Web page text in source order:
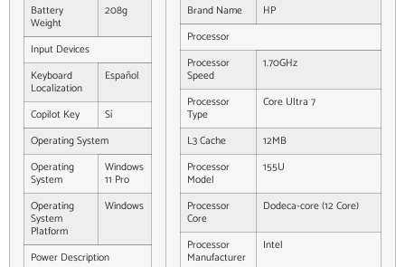
Battery
Weight
208g
Input Devices
Keyboard
Localization
Español
Copilot Key
Sí
Operating System
Operating
System
Windows
11 Pro
Operating
System
Platform
Windows
Power Description
Brand Name
HP
Processor
Processor
Speed
1.70GHz
Processor
Type
Core Ultra 7
L3 Cache
12MB
Processor
Model
155U
Processor
Core
Dodeca-core (12 Core)
Processor
Manufacturer
Intel